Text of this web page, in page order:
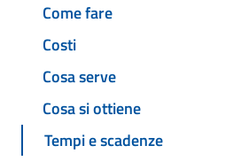
Come fare
Costi
Cosa serve
Cosa si ottiene
Tempi e scadenze